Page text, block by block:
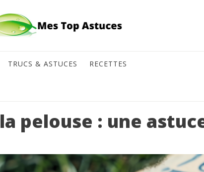
TRUCS & ASTUCES RECETTES
pelouse : une